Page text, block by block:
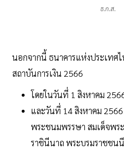
ธ.ก.ส.
นอกจากนี้ ธนาคารแห่งประเทศ
สถาบันการเงิน 2566
โดยในวันที่ 1 สิงหาคม
และวันที่ 14 สิงหาคม
พระชนมพรรษา สมเด็จพร
ราชินีนาถ พระบรมราชชน